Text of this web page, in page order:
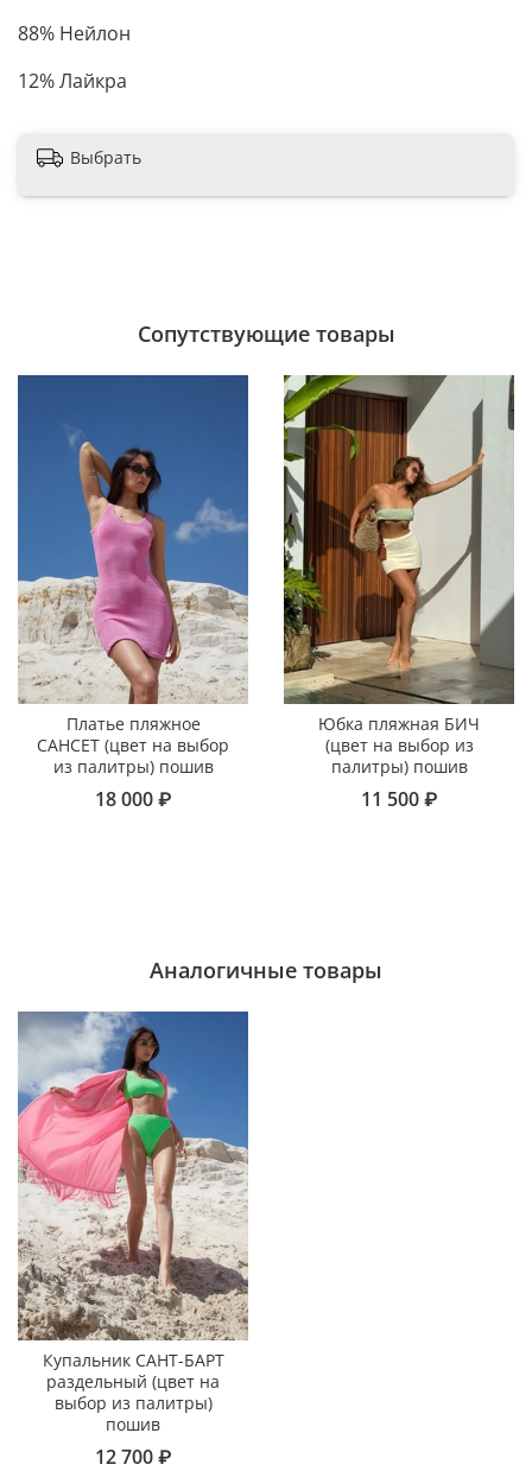
88% Нейлон
12% Лайкра
Выбрать
Сопутствующие товары
Платье пляжное
САНСЕТ (цвет на выбор
из палитры) пошив
18 000 ₽
Юбка пляжная БИЧ
(цвет на выбор из
палитры) пошив
11 500 ₽
Аналогичные товары
Купальник САНТ-БАРТ
раздельный (цвет на
выбор из палитры)
пошив
12 700 ₽